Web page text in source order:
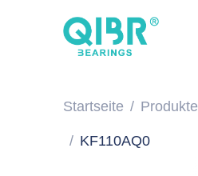
Startseite Produkte
KF110AQ0